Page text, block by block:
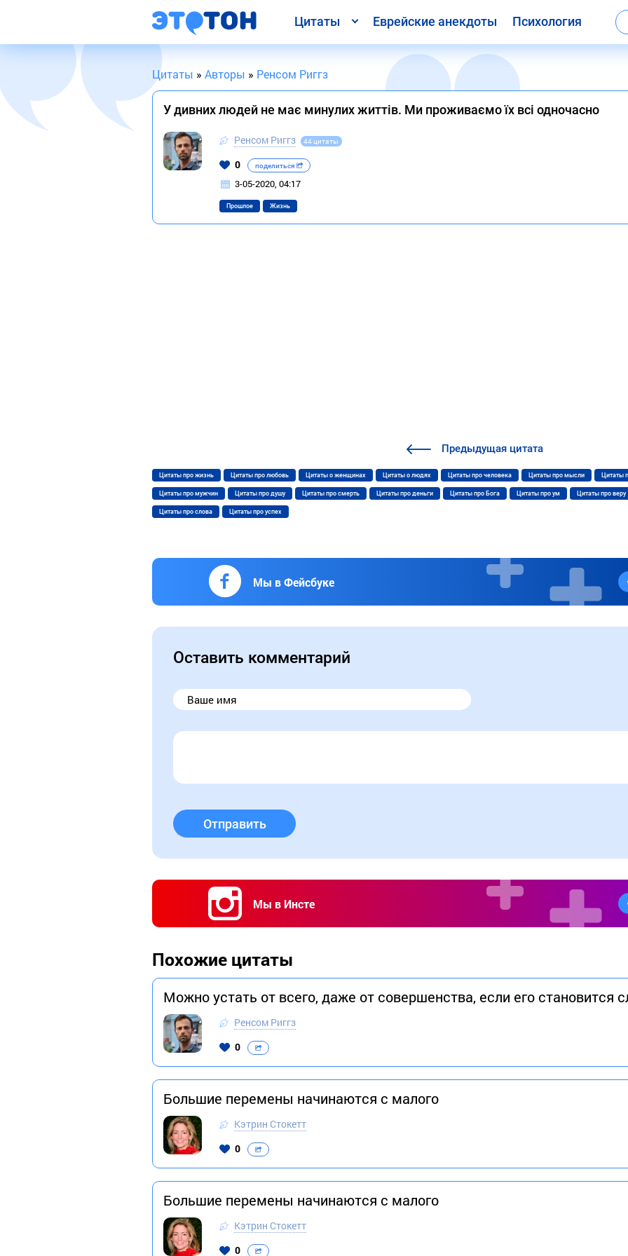
Цитаты Еврейские анекдоты Психология
Цитаты » Авторы » Ренсом Риггз
У дивних людей не має минулих життів. Ми проживаємо їх всі одночасно
Ренсом Риггз 44 цитаты
0 поделиться
3-05-2020, 04:17
Прошлое Жизнь
Предыдущаяцитата
Цитаты про жизнь Цитаты про любовь Цитаты о женщинах Цитаты о людях Цитаты про человека Цитаты про мысли Цитаты
Цитаты про мужчин Цитаты про душу Цитаты про смерть Цитаты про деньги Цитаты про Бога Цитаты про ум Цитаты про веру
Цитаты про слова Цитаты про успех
Мы в Фейсбуке
Оставить комментарий
Отправить
Мы в Инсте
Похожие цитаты
Можно устать от всего, даже от совершенства, если его становится
Ренсом Риггз
0
Большие перемены начинаются с малого
Кэтрин Стокетт
0
Большие перемены начинаются с малого
Кэтрин Стокетт
0